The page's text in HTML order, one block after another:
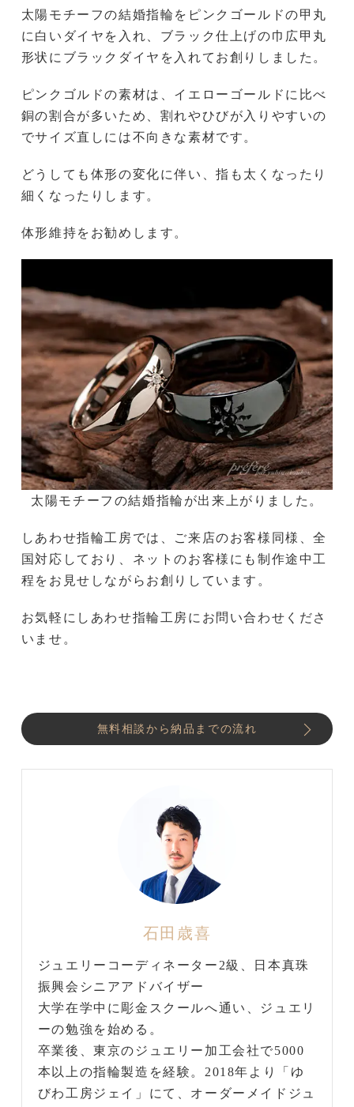
太陽モチーフの結婚指輪をピンクゴールドの甲丸
に白いダイヤを入れ、ブラック仕上げの巾広甲丸
形状にブラックダイヤを入れてお創りしました。
ピンクゴルドの素材は、イエローゴールドに比べ
銅の割合が多いため、割れやひびが入りやすいの
でサイズ直しには不向きな素材です。
どうしても体形の変化に伴い、指も太くなったり
細くなったりします。
体形維持をお勧めします。
太陽モチーフの結婚指輪が出来上がりました。
しあわせ指輪工房では、ご来店のお客様同様、全
国対応しており、ネットのお客様にも制作途中工
程をお見せしながらお創りしています。
お気軽にしあわせ指輪工房にお問い合わせくださ
いませ。
無料相談から納品までの流れ
石田歳喜
ジュエリーコーディネーター2級、日本真珠
振興会シニアアドバイザー
大学在学中に彫金スクールへ通い、ジュエリ
ーの勉強を始める。
卒業後、東京のジュエリー加工会社で5000
本以上の指輪製造を経験。2018年より「ゆ
びわ工房ジェイ」にて、オーダーメイドジュ